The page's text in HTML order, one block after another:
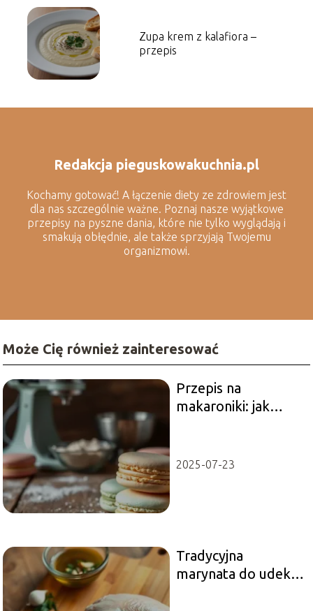
Zupa krem z kalafiora –
przepis
Redakcja pieguskowakuchnia.pl
Kochamy gotować! A łączenie diety ze zdrowiem jest
dla nas szczególnie ważne. Poznaj nasze wyjątkowe
przepisy na pyszne dania, które nie tylko wyglądają i
smakują obłędnie, ale także sprzyjają Twojemu
organizmowi.
Może Cię również zainteresować
Przepis na
makaroniki: jak
2025-07-23
Tradycyjna
marynata do udek z